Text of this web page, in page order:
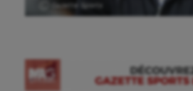
Ⓒ Gazette Sports